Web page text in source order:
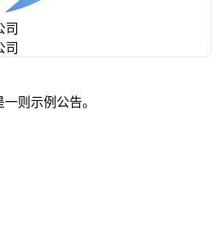
司
司
则示例公告。